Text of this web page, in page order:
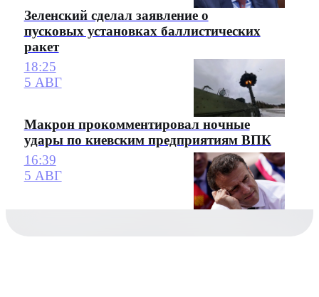
Зеленский сделал заявление о
пусковых установках баллистических
ракет
18:25
5 АВГ
Макрон прокомментировал ночные
удары по киевским предприятиям ВПК
16:39
5 АВГ